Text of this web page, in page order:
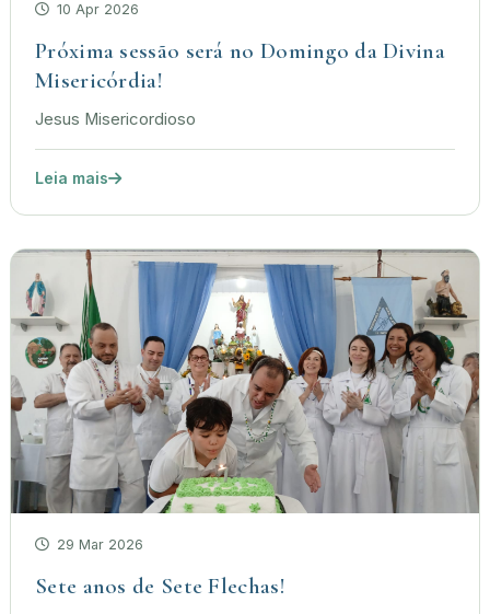
10 Apr 2026
Próxima sessão será no Domingo da Divina
Misericórdia!
Jesus Misericordioso
Leia mais
29 Mar 2026
Sete anos de Sete Flechas!